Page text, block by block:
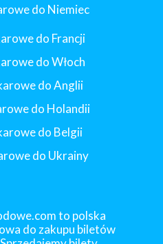
to polska
do zakupu biletów
do Niemiec
do Francji
do Włoch
do Anglii
do Holandii
do Belgii
do Ukrainy